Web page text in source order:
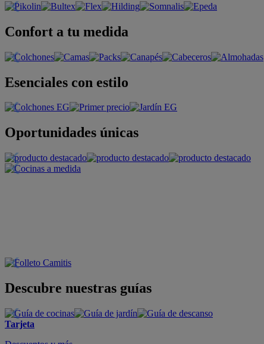
Confort a tu medida
Esenciales con estilo
Oportunidades únicas
Descubre nuestras guías
Tarjeta